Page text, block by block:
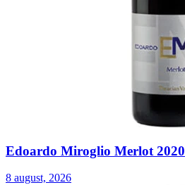
Edoardo Miroglio Merlot 2020
8 august, 2026